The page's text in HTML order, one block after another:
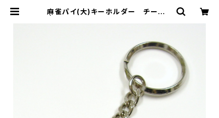
麻雀パイ(大)キーホルダー チーマン